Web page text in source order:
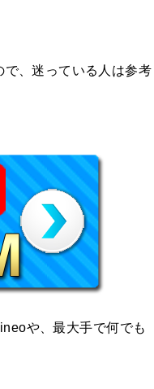
、迷っている人は参考
や、最大手で何でも